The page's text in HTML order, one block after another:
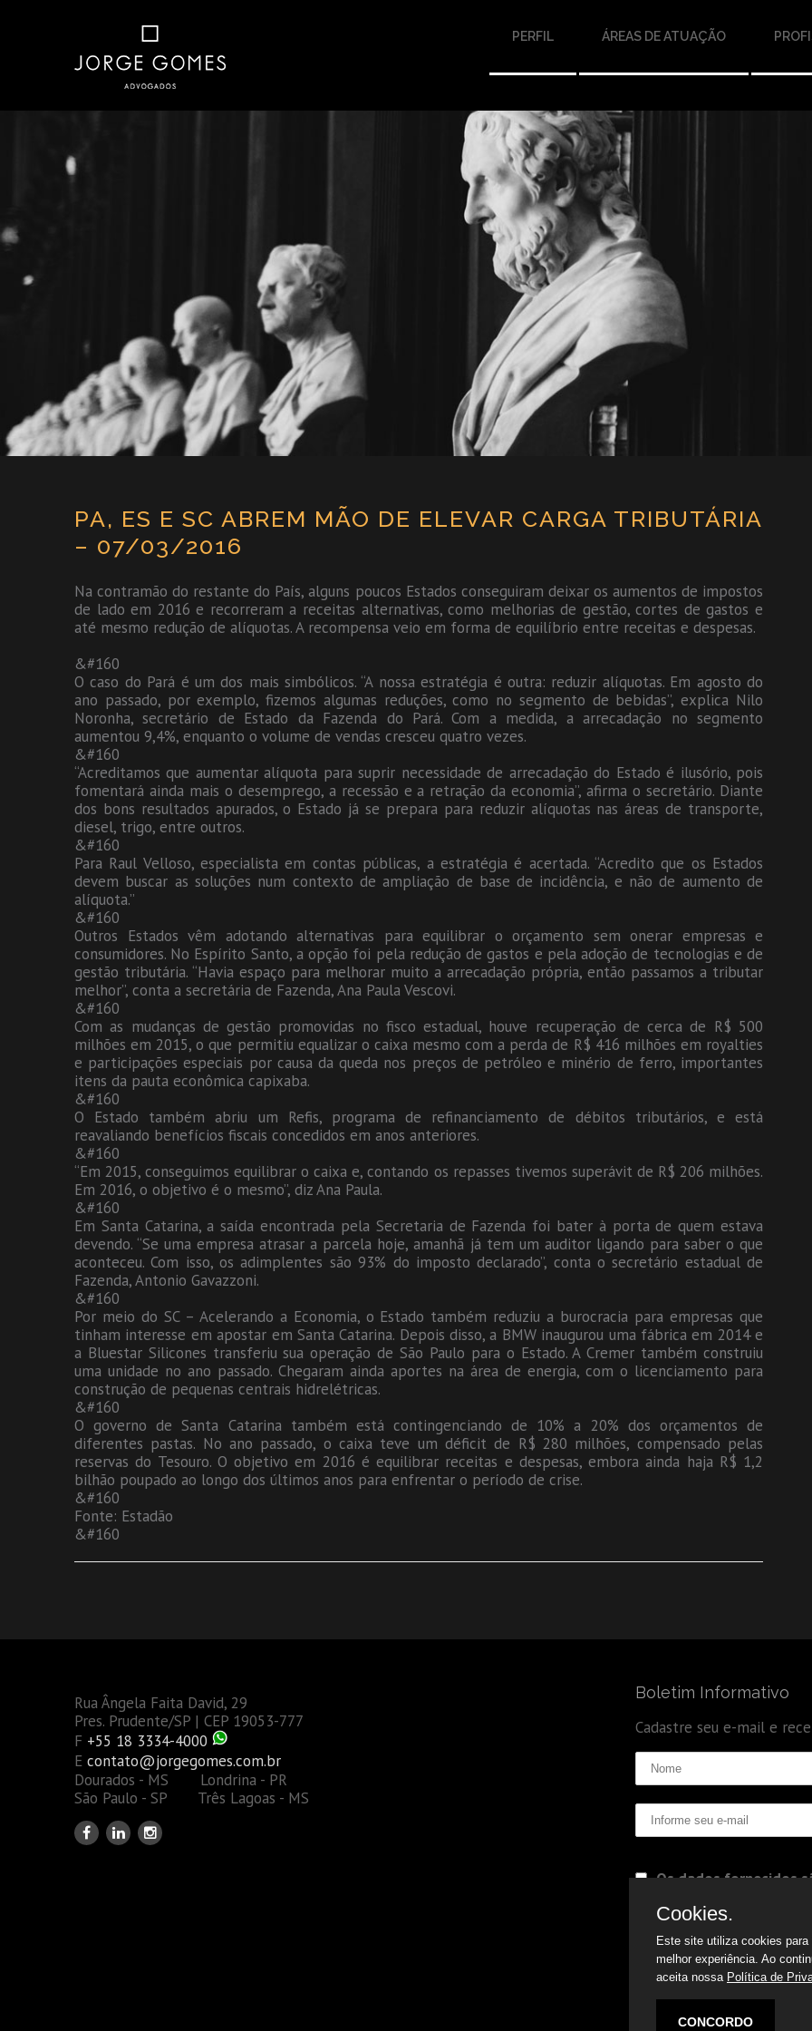
PERFIL ÁREAS DE ATUAÇÃO
PA, ES E SC ABREM MÃO DE ELEVAR CARGA TRIBUTÁRIA
– 07/03/2016
Na contramão do restante do País, alguns poucos Estados conseguiram deixar os aumentos de impostos
de lado em 2016 e recorreram a receitas alternativas, como melhorias de gestão, cortes de gastos e
até mesmo redução de alíquotas. A recompensa veio em forma de equilíbrio entre receitas e despesas.
&#160
O caso do Pará é um dos mais simbólicos. “A nossa estratégia é outra: reduzir alíquotas. Em agosto do
ano passado, por exemplo, fizemos algumas reduções, como no segmento de bebidas”, explica Nilo
Noronha, secretário de Estado da Fazenda do Pará. Com a medida, a arrecadação no segmento
aumentou 9,4%, enquanto o volume de vendas cresceu quatro vezes.
&#160
“Acreditamos que aumentar alíquota para suprir necessidade de arrecadação do Estado é ilusório, pois
fomentará ainda mais o desemprego, a recessão e a retração da economia”, afirma o secretário. Diante
dos bons resultados apurados, o Estado já se prepara para reduzir alíquotas nas áreas de transporte,
diesel, trigo, entre outros.
&#160
Para Raul Velloso, especialista em contas públicas, a estratégia é acertada. “Acredito que os Estados
devem buscar as soluções num contexto de ampliação de base de incidência, e não de aumento de
alíquota.”
&#160
Outros Estados vêm adotando alternativas para equilibrar o orçamento sem onerar empresas e
consumidores. No Espírito Santo, a opção foi pela redução de gastos e pela adoção de tecnologias e de
gestão tributária. “Havia espaço para melhorar muito a arrecadação própria, então passamos a tributar
melhor”, conta a secretária de Fazenda, Ana Paula Vescovi.
&#160
Com as mudanças de gestão promovidas no fisco estadual, houve recuperação de cerca de R$ 500
milhões em 2015, o que permitiu equalizar o caixa mesmo com a perda de R$ 416 milhões em royalties
e participações especiais por causa da queda nos preços de petróleo e minério de ferro, importantes
itens da pauta econômica capixaba.
&#160
O Estado também abriu um Refis, programa de refinanciamento de débitos tributários, e está
reavaliando benefícios fiscais concedidos em anos anteriores.
&#160
“Em 2015, conseguimos equilibrar o caixa e, contando os repasses tivemos superávit de R$ 206 milhões.
Em 2016, o objetivo é o mesmo”, diz Ana Paula.
&#160
Em Santa Catarina, a saída encontrada pela Secretaria de Fazenda foi bater à porta de quem estava
devendo. “Se uma empresa atrasar a parcela hoje, amanhã já tem um auditor ligando para saber o que
aconteceu. Com isso, os adimplentes são 93% do imposto declarado”, conta o secretário estadual de
Fazenda, Antonio Gavazzoni.
&#160
Por meio do SC – Acelerando a Economia, o Estado também reduziu a burocracia para empresas que
tinham interesse em apostar em Santa Catarina. Depois disso, a BMW inaugurou uma fábrica em 2014 e
a Bluestar Silicones transferiu sua operação de São Paulo para o Estado. A Cremer também construiu
uma unidade no ano passado. Chegaram ainda aportes na área de energia, com o licenciamento para
construção de pequenas centrais hidrelétricas.
&#160
O governo de Santa Catarina também está contingenciando de 10% a 20% dos orçamentos de
diferentes pastas. No ano passado, o caixa teve um déficit de R$ 280 milhões, compensado pelas
reservas do Tesouro. O objetivo em 2016 é equilibrar receitas e despesas, embora ainda haja R$ 1,2
bilhão poupado ao longo dos últimos anos para enfrentar o período de crise.
&#160
Fonte: Estadão
&#160
Rua Ângela Faita David, 29
Pres. Prudente/SP | CEP 19053-777
F +55 18 3334-4000
E contato@jorgegomes.com.br
Dourados - MS Londrina - PR
São Paulo - SP Três Lagoas - MS
Boletim Informativo
Cadastre seu e-mail e
Os dados fornecidos
Cookies.
Este site utiliza cookies para
melhor experiência. Ao
aceita nossa Política de
CONCORDO